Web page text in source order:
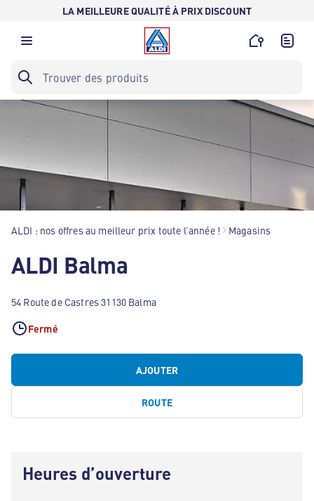
LA MEILLEURE QUALITÉ À PRIX DISCOUNT
ALDI : nos offres au meilleur prix toute l’année ! Magasins
ALDI Balma
54 Route de Castres 31130 Balma
Fermé
AJOUTER
ROUTE
Heures d’ouverture